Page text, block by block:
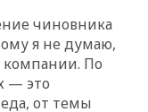
чиновника
я не думаю,
компании. По
— это
от темы